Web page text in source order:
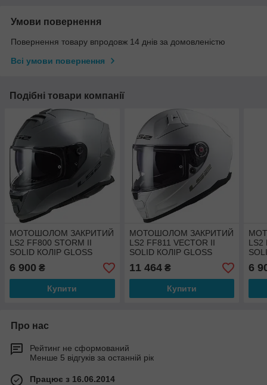
Умови повернення
Повернення товару впродовж 14 днів за домовленістю
Всі умови повернення
Подібні товари компанії
МОТОШОЛОМ ЗАКРИТИЙ
LS2 FF800 STORM II
SOLID КОЛІР GLOSS
NARDO GREY
6 900 ₴
Купити
МОТОШОЛОМ ЗАКРИТИЙ
LS2 FF811 VECTOR II
SOLID КОЛІР GLOSS
WHITE
11 464₴
Купити
LS2
6
Про нас
Рейтинг не сформований
Менше 5 відгуків за останній рік
Працює з 16.06.2014